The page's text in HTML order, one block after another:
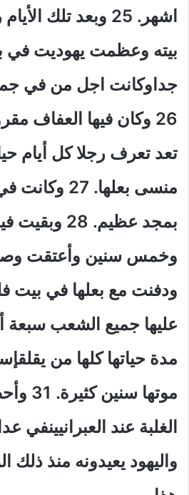
اشهر .
25 وبعد تلك
بيته وعظمت يهوديت في
جداوكانت اجل من في
26 وكان فيها العفاف
تعد تعرف رجلا كل أيام
منسى بعلها.
27 وكانت
بمجد عظيم.
وبقيت
وخمس سنين وأعتقت
ودفنت مع بعلها في بيت
عليها جميع الشعب سبعة
مدة حياتها كلها من
موتها سنين كثيرة.
31
الغلبة عند العبرانيينفي
واليهود يعيدونه منذ ذلك